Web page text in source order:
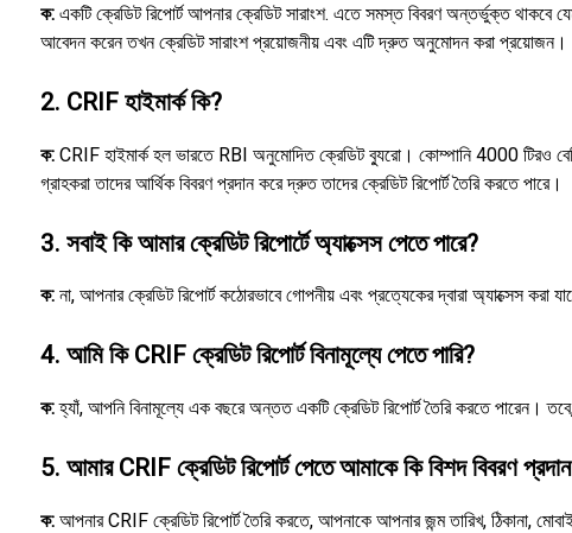
ক:একটি ক্রেডিট রিপোর্ট আপনার ক্রেডিট সারাংশ. এতে সমস্ত বিবরণ অন্তর্ভুক্ত থাকবে
আবেদন করেন তখন ক্রেডিট সারাংশ প্রয়োজনীয় এবং এটি দ্রুত অনুমোদন করা প্রয়োজন।
2. CRIF হাইমার্ক কি?
ক:CRIF হাইমার্ক হল ভারতে RBI অনুমোদিত ক্রেডিট ব্যুরো। কোম্পানি 4000 টিরও
গ্রাহকরা তাদের আর্থিক বিবরণ প্রদান করে দ্রুত তাদের ক্রেডিট রিপোর্ট তৈরি করতে পারে।
3. সবাই কি আমার ক্রেডিট রিপোর্টে অ্যাক্সেস পেতে পারে?
ক:না, আপনার ক্রেডিট রিপোর্ট কঠোরভাবে গোপনীয় এবং প্রত্যেকের দ্বারা অ্যাক্সেস করা
4. আমি কি CRIF ক্রেডিট রিপোর্ট বিনামূল্যে পেতে পারি?
ক:হ্যাঁ, আপনি বিনামূল্যে এক বছরে অন্তত একটি ক্রেডিট রিপোর্ট তৈরি করতে পারেন।
5. আমার CRIF ক্রেডিট রিপোর্ট পেতে আমাকে কি বিশদ বিবরণ
ক:আপনার CRIF ক্রেডিট রিপোর্ট তৈরি করতে, আপনাকে আপনার জন্ম তারিখ, ঠিকানা,